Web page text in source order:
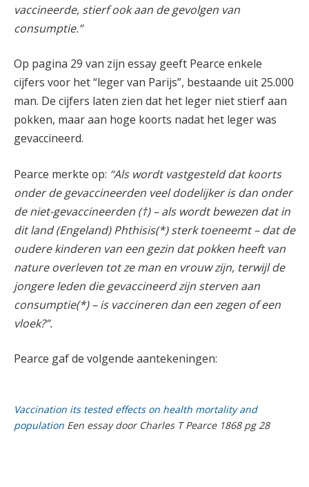
vaccineerde, stierf ook aan de gevolgen van
consumptie.”
Op pagina 29 van zijn essay geeft Pearce enkele
cijfers voor het “leger van Parijs”, bestaande uit 25.000
man. De cijfers laten zien dat het leger niet stierf aan
pokken, maar aan hoge koorts nadat het leger was
gevaccineerd.
Pearce merkte op: “Als wordt vastgesteld dat koorts
onder de gevaccineerden veel dodelijker is dan onder
de niet-gevaccineerden (†) – als wordt bewezen dat in
dit land (Engeland) Phthisis(*) sterk toeneemt – dat de
oudere kinderen van een gezin dat pokken heeft van
nature overleven tot ze man en vrouw zijn, terwijl de
jongere leden die gevaccineerd zijn sterven aan
consumptie(*) – is vaccineren dan een zegen of een
vloek?”.
Pearce gaf de volgende aantekeningen:
Vaccination its tested effects on health mortality and
population Een essay door Charles T Pearce 1868 pg 28